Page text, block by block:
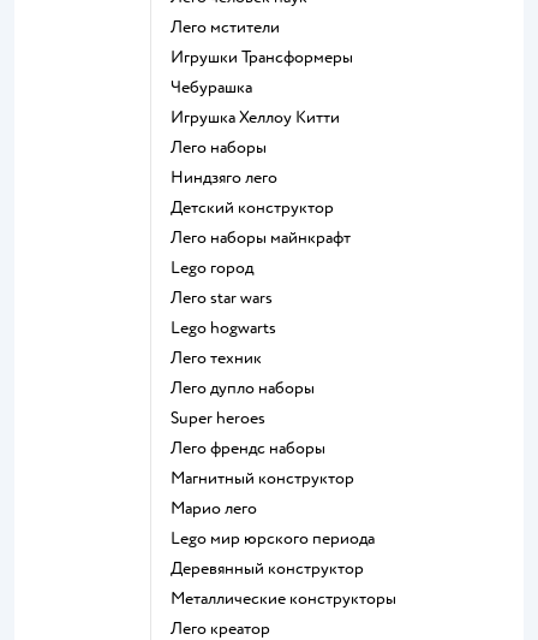
Лего мстители
Игрушки Трансформеры
Чебурашка
Игрушка Хеллоу Китти
Лего наборы
Ниндзяго лего
Детский конструктор
Лего наборы майнкрафт
Lego город
Лего star wars
Lego hogwarts
Лего техник
Лего дупло наборы
Super heroes
Лего френдс наборы
Магнитный конструктор
Марио лего
Lego мир юрского периода
Деревянный конструктор
Металлические конструкторы
Лего креатор